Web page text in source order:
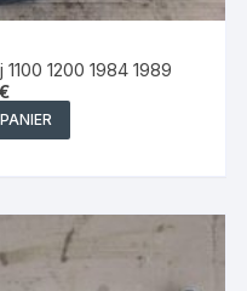
1200 1984 1989